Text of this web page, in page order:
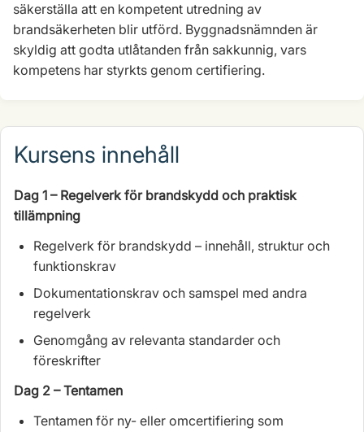
säkerställa att en kompetent utredning av
brandsäkerheten blir utförd. Byggnadsnämnden är
skyldig att godta utlåtanden från sakkunnig, vars
kompetens har styrkts genom certifiering.
Kursens innehåll
Dag 1 – Regelverk för brandskydd och praktisk
tillämpning
Regelverk för brandskydd – innehåll, struktur och
funktionskrav
Dokumentationskrav och samspel med andra
regelverk
Genomgång av relevanta standarder och
föreskrifter
Dag 2 – Tentamen
Tentamen för ny- eller omcertifiering som